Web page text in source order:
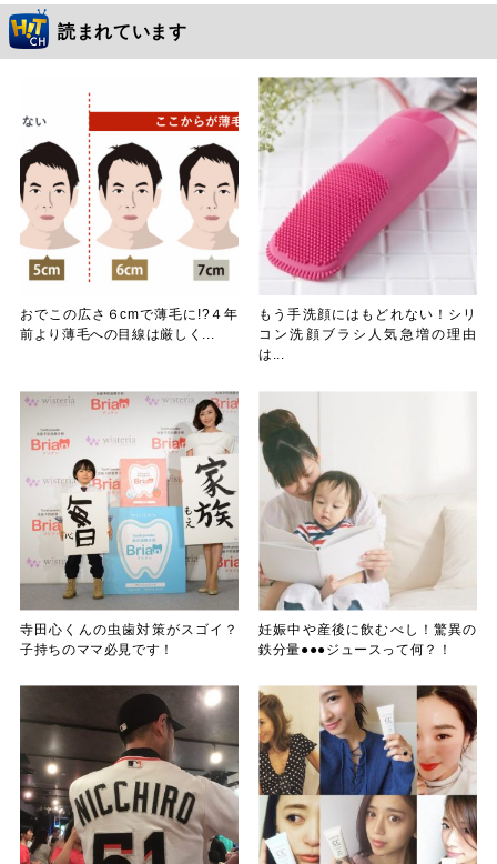
読まれています
おでこの広さ６cmで薄毛に!?４年
前より薄毛への目線は厳しく...
もう手洗顔にはもどれない！シリ
コン洗顔ブラシ人気急増の理由
は...
寺田心くんの虫歯対策がスゴイ？
子持ちのママ必見です！
妊娠中や産後に飲むべし！驚異の
鉄分量●●●ジュースって何？！